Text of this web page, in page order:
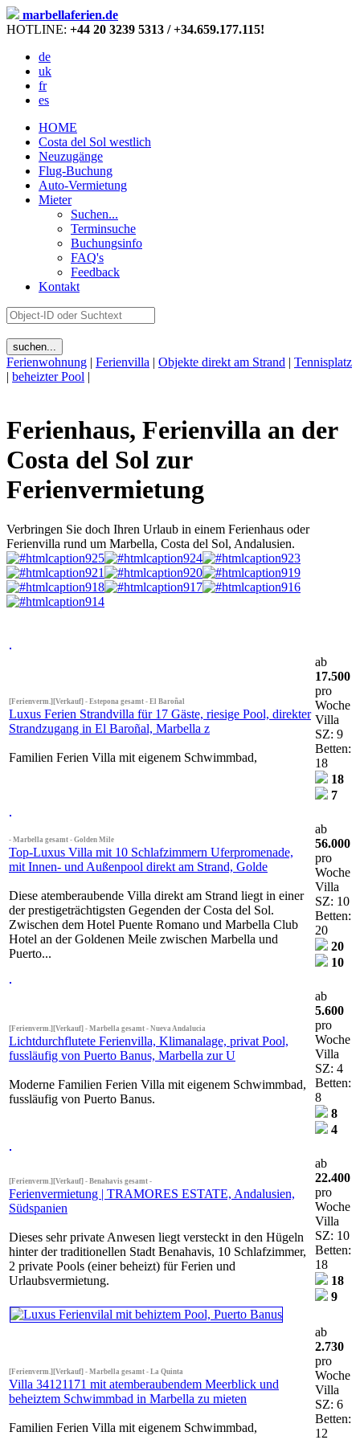
marbellaferien.de
HOTLINE: +44 20 3239 5313 / +34.659.177.115!
de
uk
fr
es
HOME
Costa del Sol westlich
Neuzugänge
Flug-Buchung
Auto-Vermietung
Mieter
Suchen...
Terminsuche
Buchungsinfo
FAQ's
Feedback
Kontakt
Ferienwohnung | Ferienvilla | Objekte direkt am Strand | Tennisplatz
| beheizter Pool |
Ferienhaus, Ferienvilla an der
Costa del Sol zur
Ferienvermietung
Verbringen Sie doch Ihren Urlaub in einem Ferienhaus oder
Ferienvilla rund um Marbella, Costa del Sol, Andalusien.
[Ferienverm.][Verkauf] - Estepona gesamt - El Baroñal
Luxus Ferien Strandvilla für 17 Gäste, riesige Pool, direkter
Strandzugang in El Baroñal, Marbella z
Familien Ferien Villa mit eigenem Schwimmbad,
ab
17.500
pro
Woche
Villa
SZ: 9
Betten:
18
18
7
- Marbella gesamt - Golden Mile
Top-Luxus Villa mit 10 Schlafzimmern Uferpromenade,
mit Innen- und Außenpool direkt am Strand, Golde
Diese atemberaubende Villa direkt am Strand liegt in einer
der prestigeträchtigsten Gegenden der Costa del Sol.
Zwischen dem Hotel Puente Romano und Marbella Club
Hotel an der Goldenen Meile zwischen Marbella und
Puerto...
ab
56.000
pro
Woche
Villa
SZ: 10
Betten:
20
20
10
[Ferienverm.][Verkauf] - Marbella gesamt - Nueva Andalucia
Lichtdurchflutete Ferienvilla, Klimanalage, privat Pool,
fussläufig von Puerto Banus, Marbella zur U
Moderne Familien Ferien Villa mit eigenem Schwimmbad,
fussläufig von Puerto Banus.
ab
5.600
pro
Woche
Villa
SZ: 4
Betten:
8
8
4
[Ferienverm.][Verkauf] - Benahavis gesamt -
Ferienvermietung | TRAMORES ESTATE, Andalusien,
Südspanien
Dieses sehr private Anwesen liegt versteckt in den Hügeln
hinter der traditionellen Stadt Benahavis, 10 Schlafzimmer,
2 private Pools (einer beheizt) für Ferien und
Urlaubsvermietung.
ab
22.400
pro
Woche
Villa
SZ: 10
Betten:
18
18
9
[Ferienverm.][Verkauf] - Marbella gesamt - La Quinta
Villa 34121171 mit atemberaubendem Meerblick und
beheiztem Schwimmbad in Marbella zu mieten
Familien Ferien Villa mit eigenem Schwimmbad,
ab
2.730
pro
Woche
Villa
SZ: 6
Betten:
12